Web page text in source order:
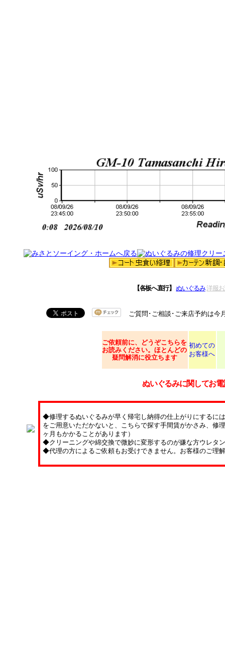
【各板へ直行】 ぬいぐるみ 洋服
ご質問･ご相談･ご来店予約は今
ご依頼前に、どうぞこちらを
お読みください。ほとんどの
疑問解消に役立ちます
初めての
お客様へ
ぬいぐるみに関してお
◆修理するぬいぐるみが早く帰宅し納得の仕上がりにするに
をご用意いただかないと、こちらで探す手間賃がかさみ、修
ヶ月もかかることがあります）
◆クリーニングや綿交換で微妙に変形するのが嫌な方ウレタ
◆代理の方によるご依頼もお受けできません。お客様のご理